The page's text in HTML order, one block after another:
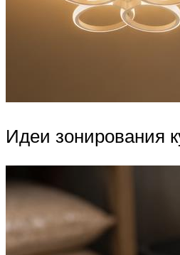
Идеи зонирования